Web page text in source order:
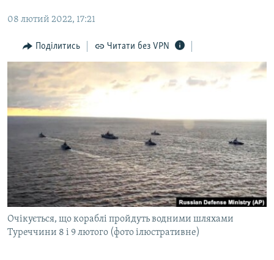
Перейти
пошукуІНТЕРВ'Ю
ВСЕ ЗА ДЕНЬ
СПЕЦПРОЕКТИ
ДЕПОРТАЦІЯ
ВІДЕОУРОКИ «ELIFBE»
СВІДЧЕННЯ ОКУПАЦІЇ
УКРАЇНСЬКА ПРОБЛЕМА КРИМУ
ІНФОГРАФІКА
ЯК ОБІЙТИ БЛОКУВАННЯ
Русский
Qırımtatar
ДОЛУЧАЙСЯ!
08 лютий 2022, 17:21
Поділитись Читати без VPN
Очікується, що кораблі пройдуть водними шляхами
Туреччини 8 і 9 лютого (фото ілюстративне)